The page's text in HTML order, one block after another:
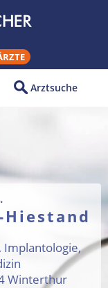
Arztsuche
Implantologie,
Winterthur